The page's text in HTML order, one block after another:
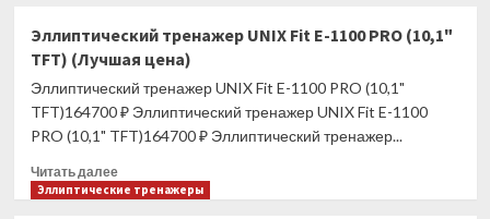
Эллиптический тренажер UNIX Fit E-1100 PRO (10,1"
TFT) (Лучшая цена)
Эллиптический тренажер UNIX Fit E-1100 PRO (10,1"
TFT)164700 ₽ Эллиптический тренажер UNIX Fit E-1100
PRO (10,1" TFT)164700 ₽ Эллиптический тренажер...
Читать далееПрочитать
больше
Эллиптические тренажеры